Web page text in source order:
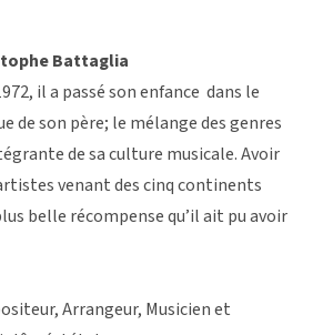
Battaglia
il a passé son enfance dans le
de son père; le mélange des genres
de sa culture musicale. Avoir
venant des cinq continents
belle récompense qu’il ait pu avoir
Arrangeur, Musicien et